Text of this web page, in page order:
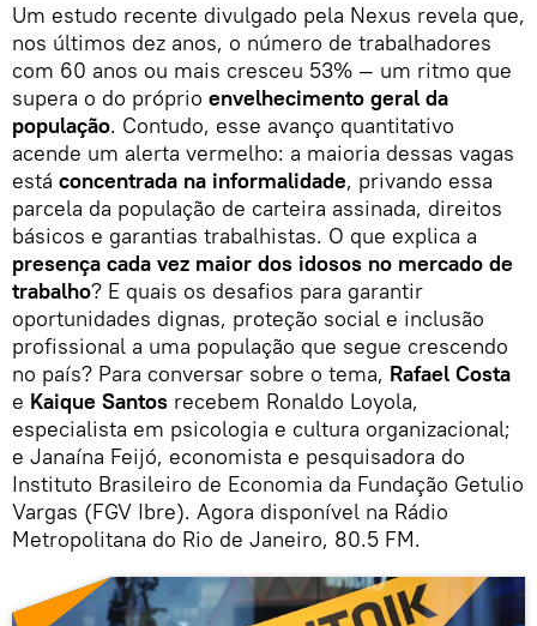
Um estudo recente divulgado pela Nexus revela que,
nos últimos dez anos, o número de trabalhadores
com 60 anos ou mais cresceu 53% — um ritmo que
supera o do próprio envelhecimento geral da
população. Contudo, esse avanço quantitativo
acende um alerta vermelho: a maioria dessas vagas
está concentrada na informalidade, privando essa
parcela da população de carteira assinada, direitos
básicos e garantias trabalhistas. O que explica a
presença cada vez maior dos idosos no mercado de
trabalho? E quais os desafios para garantir
oportunidades dignas, proteção social e inclusão
profissional a uma população que segue crescendo
no país? Para conversar sobre o tema, Rafael Costa
e Kaique Santos recebem Ronaldo Loyola,
especialista em psicologia e cultura organizacional;
e Janaína Feijó, economista e pesquisadora do
Instituto Brasileiro de Economia da Fundação Getulio
Vargas (FGV Ibre). Agora disponível na Rádio
Metropolitana do Rio de Janeiro, 80.5 FM.